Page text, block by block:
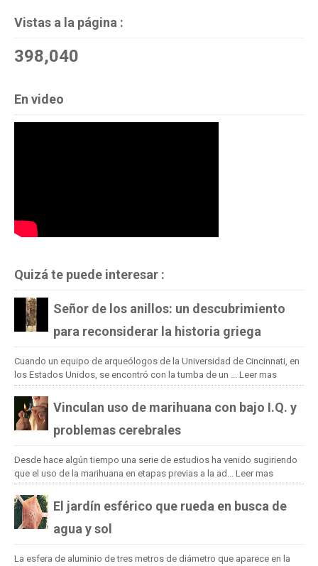
Vistas a la página :
398,040
En video
Quizá te puede interesar :
Señor de los anillos: un descubrimiento
para reconsiderar la historia griega
Cuando un equipo de arqueólogos de la Universidad de Cincinnati, en
los Estados Unidos, se encontró con la tumba de un ... Leer mas
Vinculan uso de marihuana con bajo I.Q. y
problemas cerebrales
Desde hace algún tiempo una serie de estudios ha venido sugiriendo
que el uso de la marihuana en etapas previas a la ad... Leer mas
El jardín esférico que rueda en busca de
agua y sol
La esfera de aluminio de tres metros de diámetro que aparece en la